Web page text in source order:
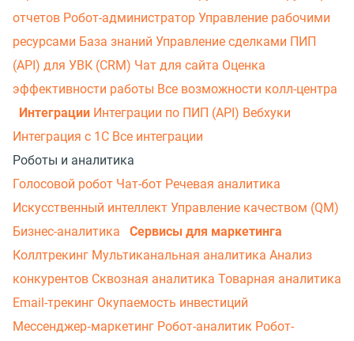
отчетов Робот-администратор Управление рабочими
ресурсами База знаний Управление сделками ПИП
(API) для УВК (CRM) Чат для сайта Оценка
эффективности работы Все возможности колл-центра
Интеграции Интеграции по ПИП (API) Вебхуки
Интеграция с 1С Все интеграции
Роботы и аналитика
Голосовой робот Чат-бот Речевая аналитика
Искусственный интеллект Управление качеством (QM)
Бизнес-аналитика
Сервисы для маркетинга
Коллтрекинг Мультиканальная аналитика Анализ
конкурентов Сквозная аналитика Товарная аналитика
Email-трекинг Окупаемость инвестиций
Мессенджер‑маркетинг Робот-аналитик Робот-